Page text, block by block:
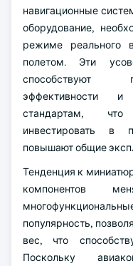
навигационные
оборудование,
режиме реального
полетом. Эти
способствуют
эффективности и
стандартам,
инвестировать в
повышают общие
Тенденция к
компонентов
популярность,
вес, что
Поскольку